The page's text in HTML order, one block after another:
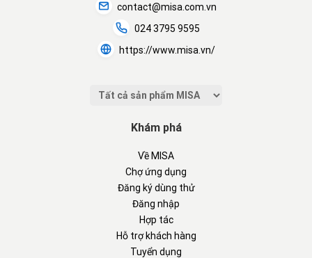
contact@misa.com.vn
024 3795 9595
https://www.misa.vn/
Khám phá
Về MISA
Chợ ứng dụng
Đăng ký dùng thử
Đăng nhập
Hợp tác
Hỗ trợ khách hàng
Tuyển dụng